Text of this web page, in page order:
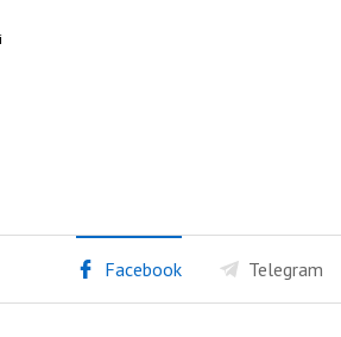
Facebook Telegram